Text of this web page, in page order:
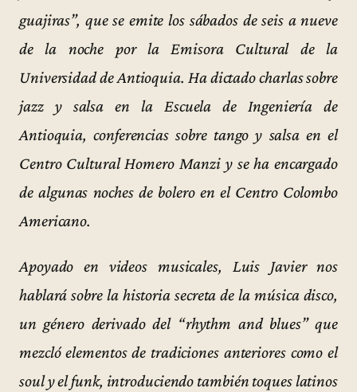
guajiras”, que se emite los sábados de seis a nueve
de la noche por la Emisora Cultural de la
Universidad de Antioquia. Ha dictado charlas sobre
jazz y salsa en la Escuela de Ingeniería de
Antioquia, conferencias sobre tango y salsa en el
Centro Cultural Homero Manzi y se ha encargado
de algunas noches de bolero en el Centro Colombo
Americano.
Apoyado en videos musicales, Luis Javier nos
hablará sobre la historia secreta de la música disco,
un género derivado del “rhythm and blues” que
mezcló elementos de tradiciones anteriores como el
soul y el funk, introduciendo también toques latinos